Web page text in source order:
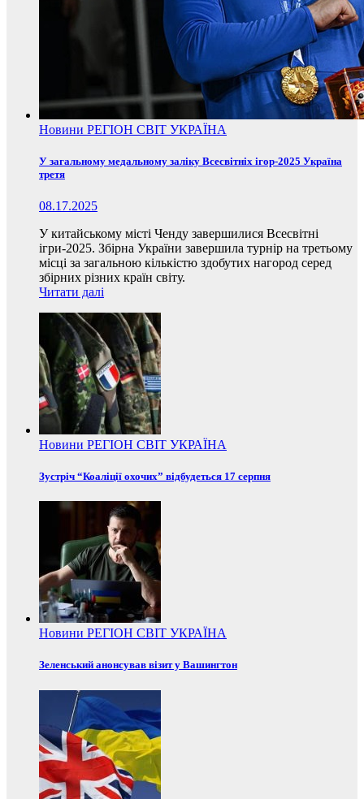
Новини РЕГІОН СВІТ УКРАЇНА
У загальному медальному заліку Всесвітніх ігор-2025 Україна
третя
08.17.2025
У китайському місті Ченду завершилися Всесвітні
ігри-2025. Збірна України завершила турнір на третьому
місці за загальною кількістю здобутих нагород серед
збірних різних країн світу.
Читати далі
Новини РЕГІОН СВІТ УКРАЇНА
Зустріч “Коаліції охочих” відбудеться 17 серпня
Новини РЕГІОН СВІТ УКРАЇНА
Зеленський анонсував візит у Вашингтон